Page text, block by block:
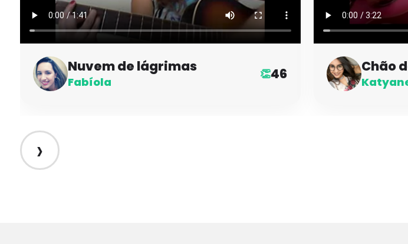
Nuvem de lágrimas
Fabíola
👏46 Chão
›